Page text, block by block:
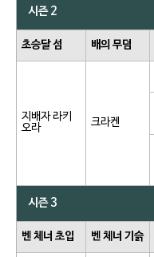
시즌 2
초승달 섬 배의 무덤
지배자 라키
오라
크라켄
시즌 3
벤 체너 초입 벤 체너 기슭